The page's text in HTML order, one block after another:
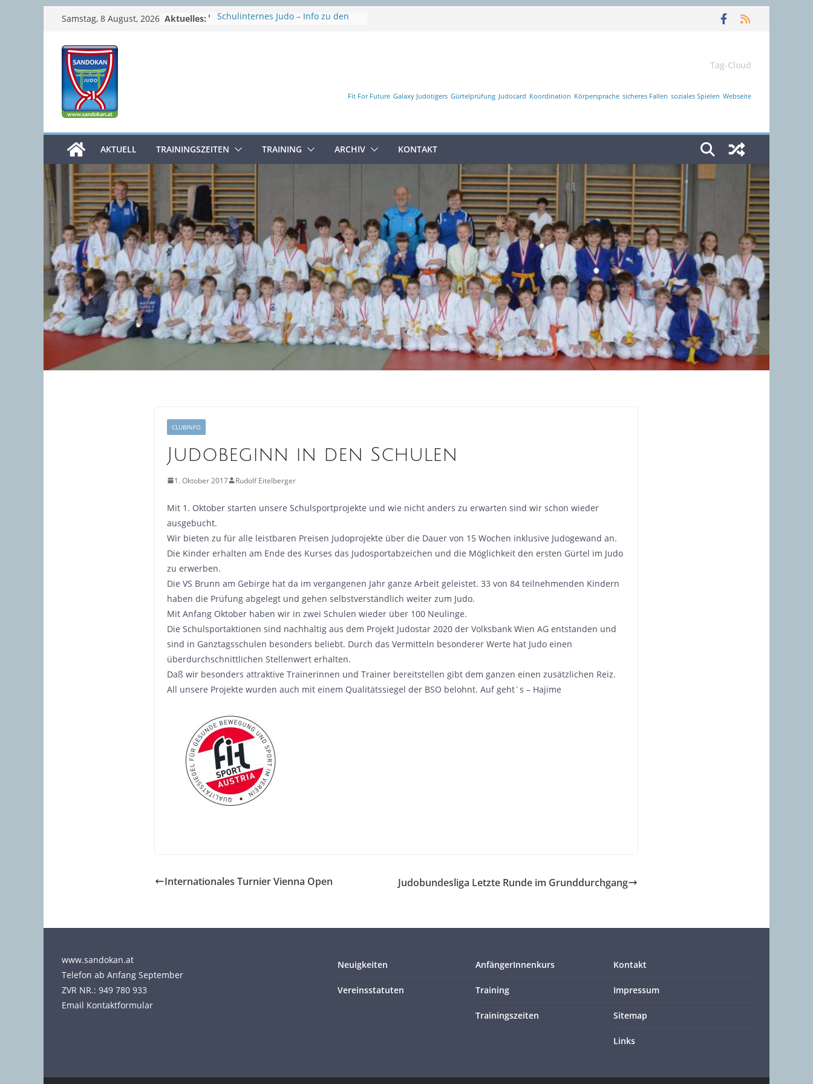
Zum
springen
Samstag, 8 August, 2026 Aktuelles:
Schulinternes Judo – Info zu den
Tag-Cloud
Fit For Future Galaxy Judotigers Gürtelprüfung Judocard Koordination Körpersprache sicheres Fallen soziales Spielen Webseite
AKTUELL TRAININGSZEITEN TRAINING ARCHIV KONTAKT
CLUBINFO
Judobeginn in den Schulen
1. Oktober 2017 Rudolf Eitelberger
Mit 1. Oktober starten unsere Schulsportprojekte und wie nicht anders zu erwarten sind wir schon wieder
ausgebucht.
Wir bieten zu für alle leistbaren Preisen Judoprojekte über die Dauer von 15 Wochen inklusive Judogewand an.
Die Kinder erhalten am Ende des Kurses das Judosportabzeichen und die Möglichkeit den ersten Gürtel im Judo
zu erwerben.
Die VS Brunn am Gebirge hat da im vergangenen Jahr ganze Arbeit geleistet. 33 von 84 teilnehmenden Kindern
haben die Prüfung abgelegt und gehen selbstverständlich weiter zum Judo.
Mit Anfang Oktober haben wir in zwei Schulen wieder über 100 Neulinge.
Die Schulsportaktionen sind nachhaltig aus dem Projekt Judostar 2020 der Volksbank Wien AG entstanden und
sind in Ganztagsschulen besonders beliebt. Durch das Vermitteln besonderer Werte hat Judo einen
überdurchschnittlichen Stellenwert erhalten.
Daß wir besonders attraktive Trainerinnen und Trainer bereitstellen gibt dem ganzen einen zusätzlichen Reiz.
All unsere Projekte wurden auch mit einem Qualitätssiegel der BSO belohnt. Auf geht´s – Hajime
Internationales Turnier Vienna Open Judobundesliga Letzte Runde im Grunddurchgang
www.sandokan.at
Telefon ab Anfang September
ZVR NR.: 949 780 933
Email Kontaktformular
Neuigkeiten
Vereinsstatuten
AnfängerInnenkurs
Training
Trainingszeiten
Kontakt
Impressum
Sitemap
Links